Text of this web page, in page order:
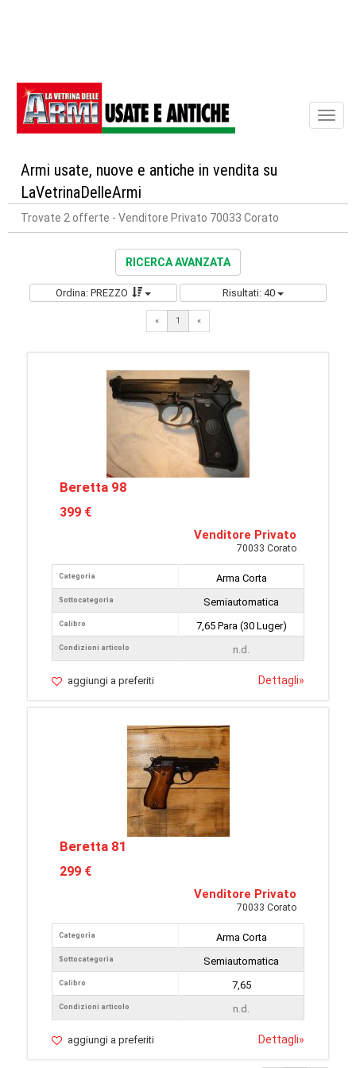
Armi usate, nuove e antiche in vendita su
LaVetrinaDelleArmi
Trovate 2 offerte - Venditore Privato 70033 Corato
RICERCA AVANZATA
Ordina: PREZZO Risultati: 40
« 1 «
Beretta 98
399 €
Venditore Privato
70033 Corato
Categoria
Sottocategoria
Calibro
Condizioni articolo
Arma Corta
Semiautomatica
7,65 Para (30 Luger)
n.d.
aggiungi a preferiti Dettagli»
Beretta 81
299 €
Venditore Privato
70033 Corato
Categoria
Sottocategoria
Calibro
Condizioni articolo
Arma Corta
Semiautomatica
7,65
n.d.
aggiungi a preferiti Dettagli»